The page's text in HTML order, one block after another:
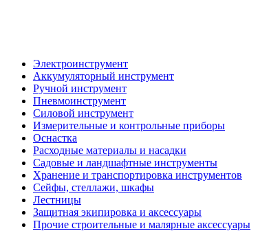
Электроинструмент
Аккумуляторный инструмент
Ручной инструмент
Пневмоинструмент
Силовой инструмент
Измерительные и контрольные приборы
Оснастка
Расходные материалы и насадки
Садовые и ландшафтные инструменты
Хранение и транспортировка инструментов
Сейфы, стеллажи, шкафы
Лестницы
Защитная экипировка и аксессуары
Прочие строительные и малярные аксессуары